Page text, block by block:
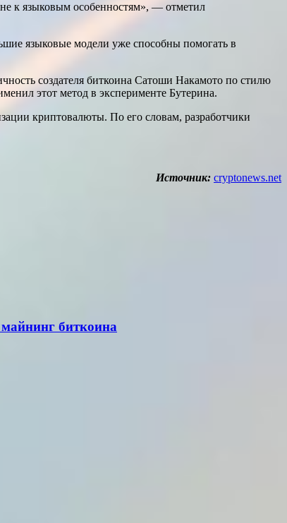
к языковым особенностям», — отметил
языковые модели уже способны помогать в
создателя биткоина Сатоши Накамото по стилю
этот метод в эксперименте Бутерина.
криптовалюты. По его словам, разработчики
Источник: cryptonews.net
биткоина